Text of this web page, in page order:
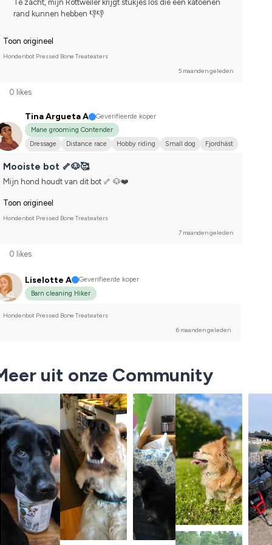
Te zacht, mijn Rottweiler krijgt stukjes los die een katoenen
rand kunnen hebben 👎👎
Toon origineel
Hondenbot Pressed Bone Treateaters
5 maanden geleden
0 likes
Tina Argueta A
Geverifieerde koper
Mane grooming Contender
Dressage
Distance race Hobby riding Small dog
Fjordhäst
Mooiste bot 🦴🐶🥰
Mijn hond houdt van dit bot 🦴 🐶❤️
Toon origineel
Hondenbot Pressed Bone Treateaters
7 maanden geleden
0 likes
Liselotte A
Geverifieerde koper
Barn cleaning Hiker
Hondenbot Pressed Bone Treateaters
6 maanden geleden
uit onze Community